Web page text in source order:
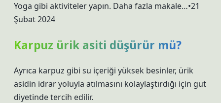
Yoga gibi aktiviteler yapın. Daha fazla makale…•21
Şubat 2024
Karpuz ürik asiti düşürür mü?
Ayrıca karpuz gibi su içeriği yüksek besinler, ürik
asidin idrar yoluyla atılmasını kolaylaştırdığı için gut
diyetinde tercih edilir.